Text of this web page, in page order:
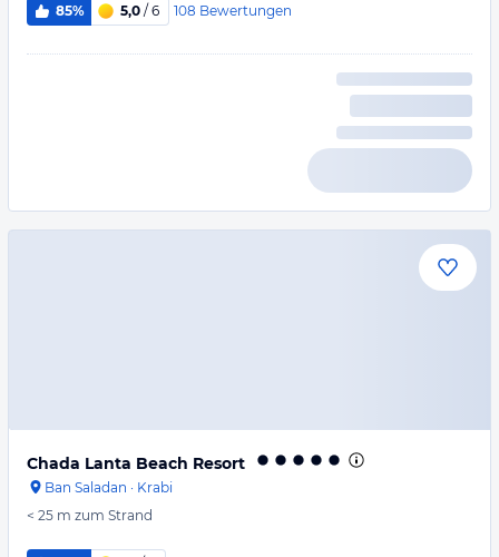
85% 5,0 / 6 108 Bewertungen
Chada Lanta Beach Resort
Ban Saladan · Krabi
< 25 m zum Strand